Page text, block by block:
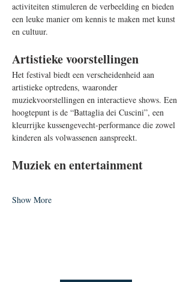
activiteiten stimuleren de verbeelding en bieden
een leuke manier om kennis te maken met kunst
en cultuur.
Artistieke voorstellingen
Het festival biedt een verscheidenheid aan
artistieke optredens, waaronder
muziekvoorstellingen en interactieve shows. Een
hoogtepunt is de “Battaglia dei Cuscini”, een
kleurrijke kussengevecht-performance die zowel
kinderen als volwassenen aanspreekt.
Muziek en entertainment
Show More